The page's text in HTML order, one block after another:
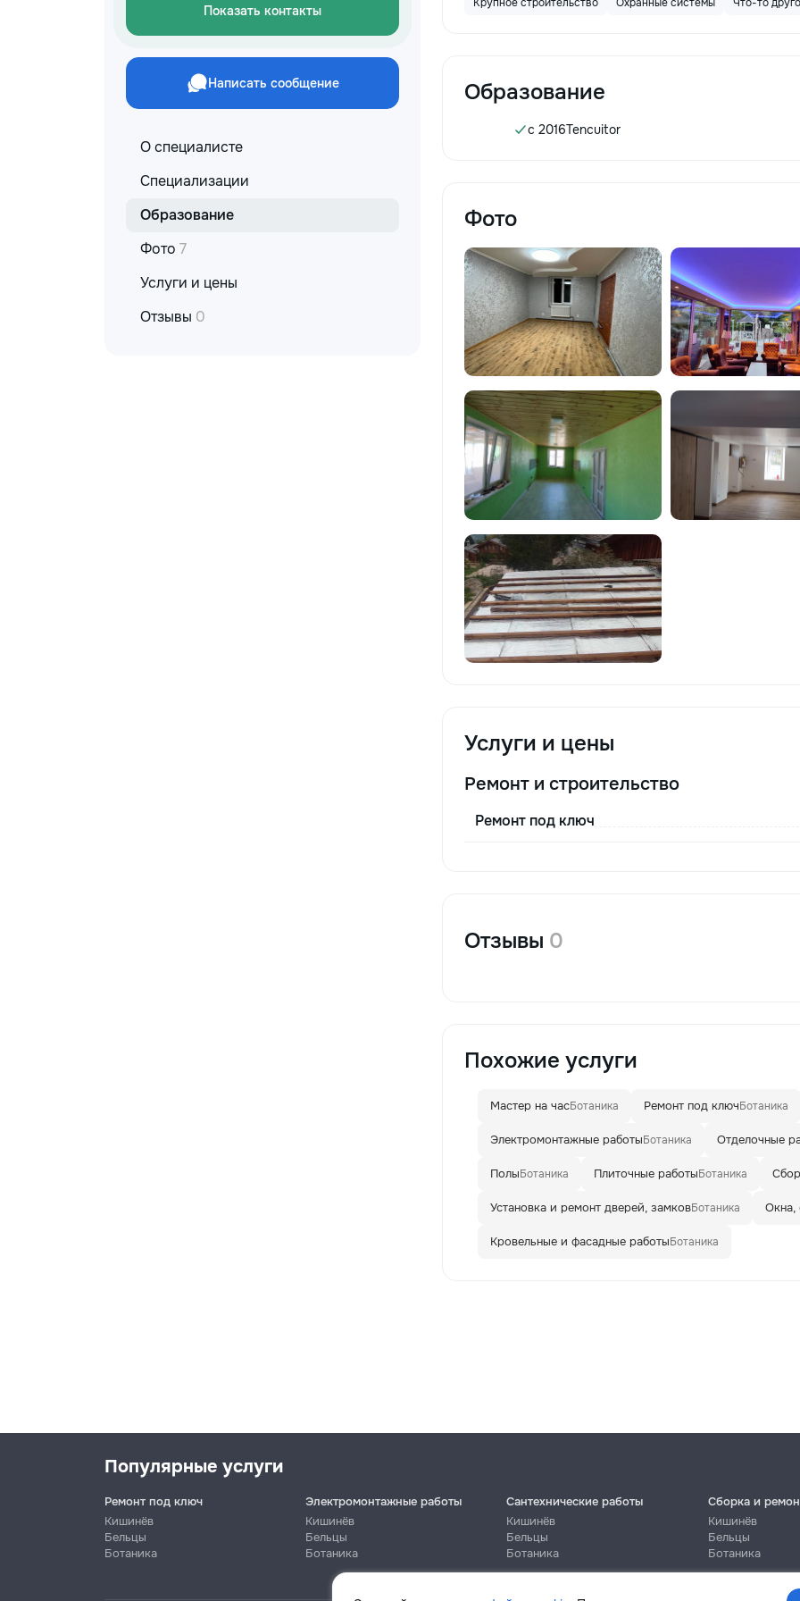
Показать контакты
Написать сообщение
О специалисте
Специализации
Образование
Фото 7
Услуги и цены
Отзывы 0
Образование
c 2016Tencuitor
Фото
Услуги и цены
Ремонт и строительство
Ремонт под ключ
Отзывы 0
Похожие услуги
Мастер на часБотаника Ремонт под ключБотаника
Электромонтажные работыБотаника Отделочные
ПолыБотаника Плиточные работыБотаника
Установка и ремонт дверей, замковБотаника Окна,
Кровельные и фасадные работыБотаника
Популярные услуги
Ремонт под ключ
Кишинёв
Бельцы
Ботаника
Электромонтажные работы
Кишинёв
Бельцы
Ботаника
Сантехнические работы
Кишинёв
Бельцы
Ботаника
Сборка и
Кишинёв
Бельцы
Ботаника